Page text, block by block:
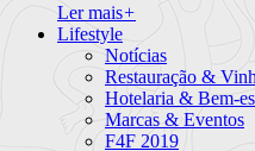
Ler mais+
Lifestyle
Notícias
Restauração &
Hotelaria & Bem-
Marcas & Eventos
F4F 2019